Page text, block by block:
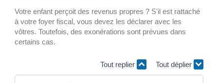
Votre enfant perçoit des revenus propres ? S'il est rattaché
à votre foyer fiscal, vous devez les déclarer avec les
vôtres. Toutefois, des exonérations sont prévues dans
certains cas.
Tout replier Tout déplier